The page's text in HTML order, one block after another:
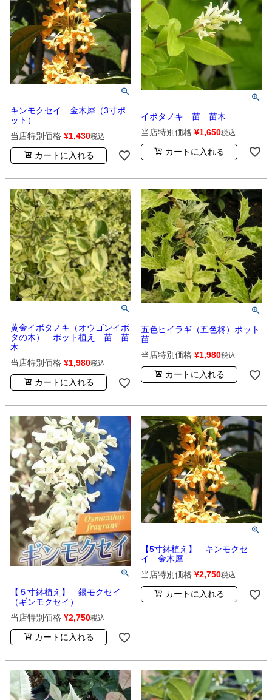
キンモクセイ 金木犀（3寸ポ
ット）
当店特別価格 ¥1,430税込
カートに入れる
イボタノキ 苗 苗木
当店特別価格 ¥1,650税込
カートに入れる
黄金イボタノキ（オウゴンイボ
タの木） ポット植え 苗 苗
木
当店特別価格 ¥1,980税込
カートに入れる
五色ヒイラギ（五色柊）ポット
苗
当店特別価格 ¥1,980税込
カートに入れる
【５寸鉢植え】 銀モクセイ
（ギンモクセイ）
当店特別価格 ¥2,750税込
カートに入れる
【5寸鉢植え】 キンモクセ
イ 金木犀
当店特別価格 ¥2,750税込
カートに入れる